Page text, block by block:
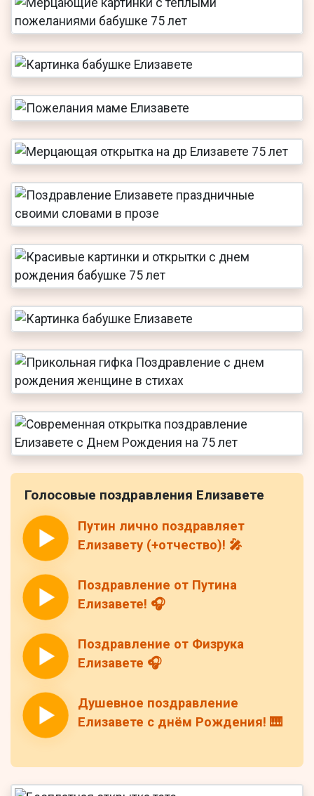
Голосовые поздравления Елизавете
Путин лично поздравляет
Елизавету (+отчество)! 🎤
Поздравление от Путина
Елизавете! 🎧
Поздравление от Физрука
Елизавете 🎧
Душевное поздравление
Елизавете с днём Рождения! 🎹